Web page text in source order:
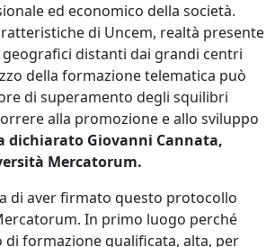
ed economico della società.
di Uncem, realtà presente
distanti dai grandi centri
della formazione telematica può
di superamento degli squilibri
alla promozione e allo sviluppo
dichiarato Giovanni Cannata,
Mercatorum.
di aver firmato questo protocollo
In primo luogo perché
di formazione qualificata, alta, per